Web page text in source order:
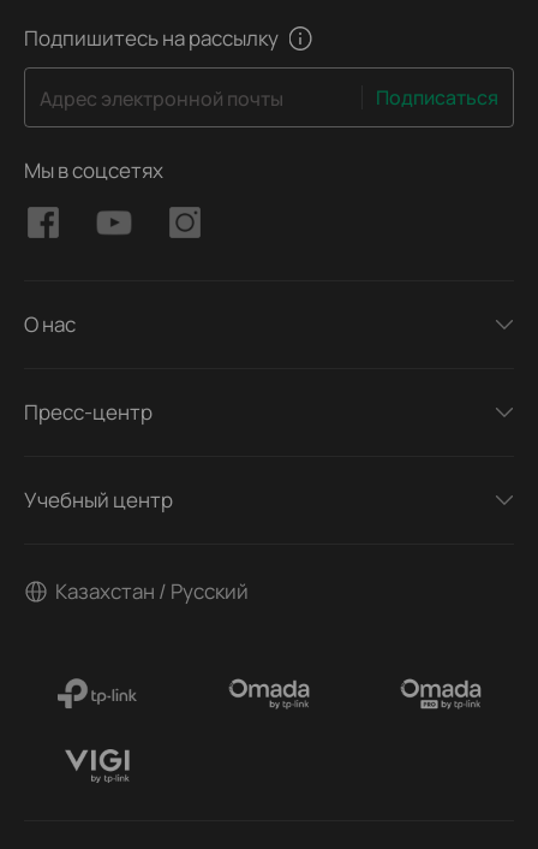
Подпишитесь на рассылку
Адрес электронной почты Подписаться
Мы в соцсетях
О нас
Пресс-центр
Учебный центр
Казахстан / Русский